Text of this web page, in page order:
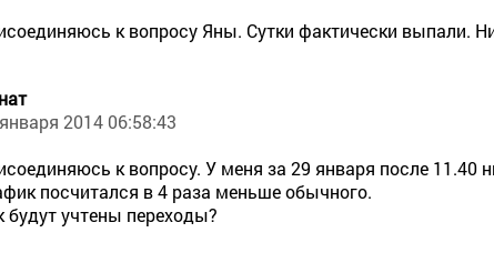
к вопросу Яны. Сутки фактически выпали.
2014 06:58:43
к вопросу. У меня за 29 января после 11.40
посчитался в 4 раза меньше обычного.
будут учтены переходы?